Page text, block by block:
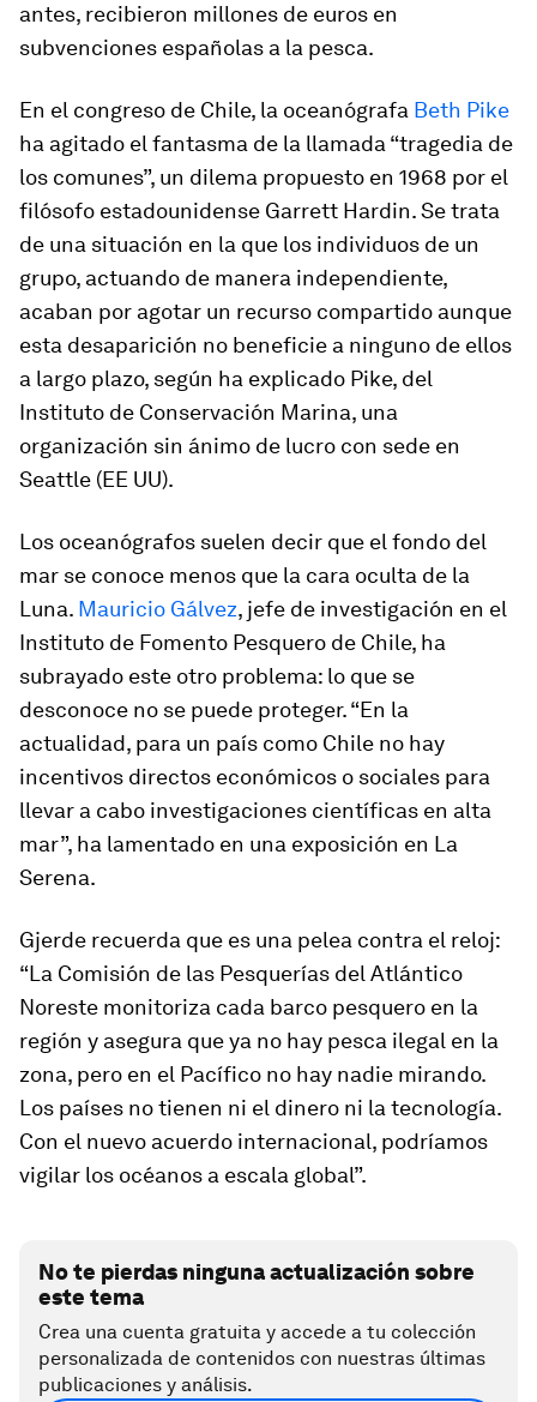
antes, recibieron millones de euros en
subvenciones españolas a la pesca.
En el congreso de Chile, la oceanógrafa Beth Pike
ha agitado el fantasma de la llamada “tragedia de
los comunes”, un dilema propuesto en 1968 por el
filósofo estadounidense Garrett Hardin. Se trata
de una situación en la que los individuos de un
grupo, actuando de manera independiente,
acaban por agotar un recurso compartido aunque
esta desaparición no beneficie a ninguno de ellos
a largo plazo, según ha explicado Pike, del
Instituto de Conservación Marina, una
organización sin ánimo de lucro con sede en
Seattle (EE UU).
Los oceanógrafos suelen decir que el fondo del
mar se conoce menos que la cara oculta de la
Luna. Mauricio Gálvez, jefe de investigación en el
Instituto de Fomento Pesquero de Chile, ha
subrayado este otro problema: lo que se
desconoce no se puede proteger. “En la
actualidad, para un país como Chile no hay
incentivos directos económicos o sociales para
llevar a cabo investigaciones científicas en alta
mar”, ha lamentado en una exposición en La
Serena.
Gjerde recuerda que es una pelea contra el reloj:
“La Comisión de las Pesquerías del Atlántico
Noreste monitoriza cada barco pesquero en la
región y asegura que ya no hay pesca ilegal en la
zona, pero en el Pacífico no hay nadie mirando.
Los países no tienen ni el dinero ni la tecnología.
Con el nuevo acuerdo internacional, podríamos
vigilar los océanos a escala global”.
No te pierdas ninguna actualización sobre
este tema
Crea una cuenta gratuita y accede a tu colección
personalizada de contenidos con nuestras últimas
publicaciones y análisis.